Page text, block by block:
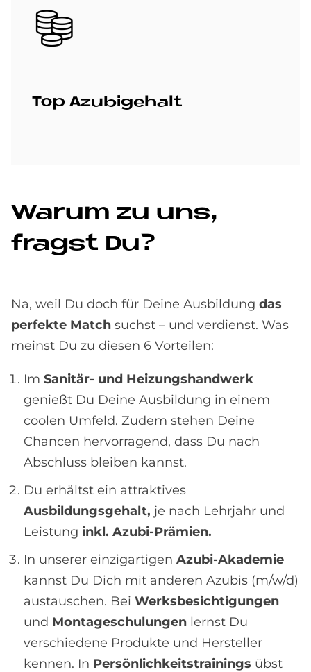
Bild
Top Azu­bi­ge­halt
Wa­rum zu uns,
fragst Du?
Na, weil Du doch für Deine Ausbildung das
perfekte Match suchst – und verdienst. Was
meinst Du zu diesen 6 Vorteilen:
Im Sanitär- und Heizungshandwerk
genießt Du Deine Ausbildung in einem
coolen Umfeld. Zudem stehen Deine
Chancen hervorragend, dass Du nach
Abschluss bleiben kannst.
Du erhältst ein attraktives
Ausbildungsgehalt, je nach Lehrjahr und
Leistung inkl. Azubi-Prämien.
In unserer einzigartigen Azubi-Akademie
kannst Du Dich mit anderen Azubis (m/w/d)
austauschen. Bei Werksbesichtigungen
und Montageschulungen lernst Du
verschiedene Produkte und Hersteller
kennen. In Persönlichkeitstrainings übst